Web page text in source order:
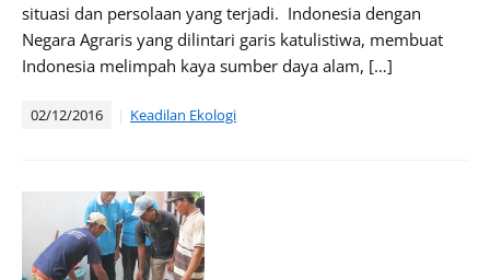
situasi dan persolaan yang terjadi. Indonesia dengan
Negara Agraris yang dilintari garis katulistiwa, membuat
Indonesia melimpah kaya sumber daya alam, […]
02/12/2016 Keadilan Ekologi